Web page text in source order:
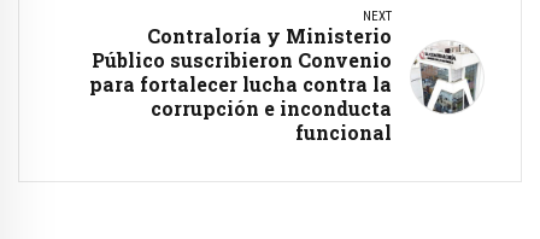
NEXT
Contraloría y Ministerio
Público suscribieron Convenio
para fortalecer lucha contra la
corrupción e inconducta
funcional